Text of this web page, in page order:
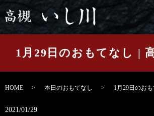
1月29日のおもてなし |
HOME 本日のおもてなし 1月29日のお
2021/01/29